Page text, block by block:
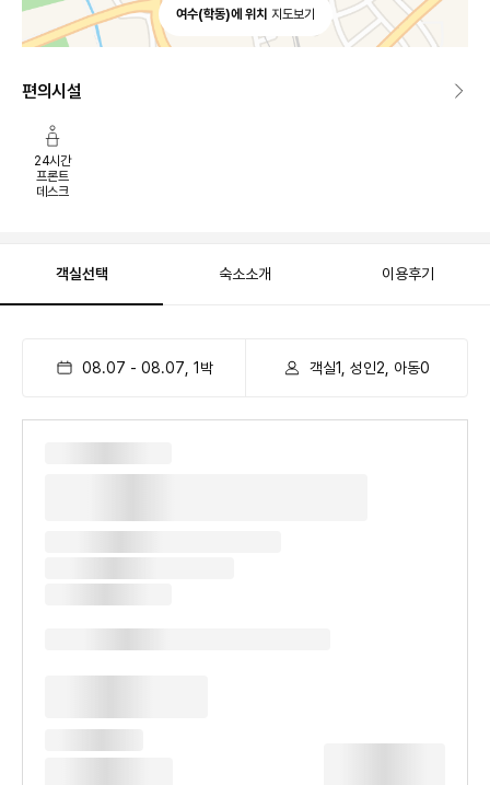
여수(학동)에 위치 지도보기
편의시설
24시간
프론트
데스크
객실선택 숙소소개 이용후기
08.07 - 08.07 1 박 객실1, 성인2, 아동0